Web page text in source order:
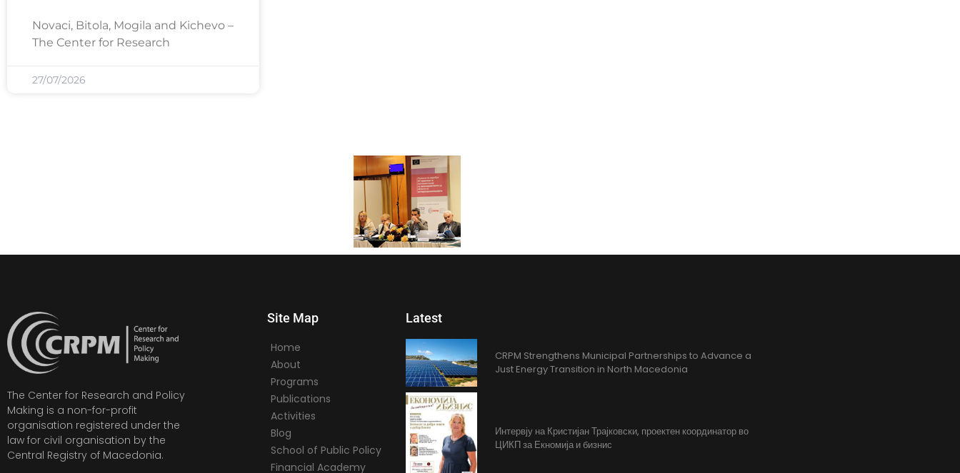
Novaci, Bitola, Mogila and Kichevo –
The Center for Research
27/07/2026
The Center for Research and Policy
Making is a non-for-profit
organisation registered under the
law for civil organisation by the
Central Registry of Macedonia.
Site Map
Home
About
Programs
Publications
Activities
Blog
School of Public Policy
Financial Academy
Latest
CRPM Strengthens Municipal Partnerships to Advance a
Just Energy Transition in North Macedonia
Интервју на Кристијан Трајковски, проектен координатор во
ЦИКП за Екномија и бизнис